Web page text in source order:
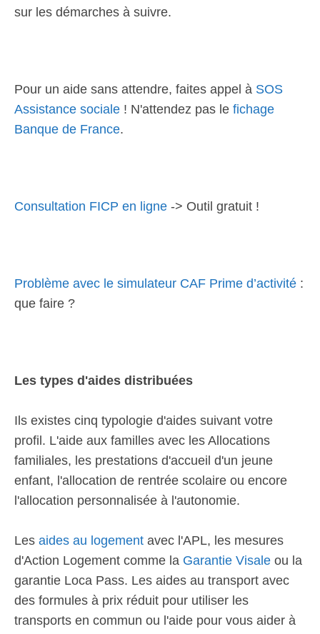
sur les démarches à suivre.
Pour un aide sans attendre, faites appel à SOS
Assistance sociale ! N'attendez pas le fichage
Banque de France.
Consultation FICP en ligne -> Outil gratuit !
Problème avec le simulateur CAF Prime d’activité :
que faire ?
Les types d'aides distribuées
Ils existes cinq typologie d'aides suivant votre
profil. L'aide aux familles avec les Allocations
familiales, les prestations d'accueil d'un jeune
enfant, l'allocation de rentrée scolaire ou encore
l'allocation personnalisée à l'autonomie.
Les aides au logement avec l'APL, les mesures
d'Action Logement comme la Garantie Visale ou la
garantie Loca Pass. Les aides au transport avec
des formules à prix réduit pour utiliser les
transports en commun ou l'aide pour vous aider à